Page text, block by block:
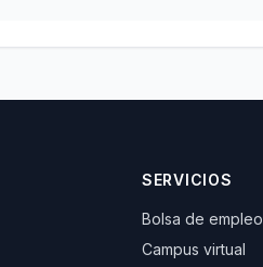
SERVICIOS
Bolsa de empleo
Campus virtual